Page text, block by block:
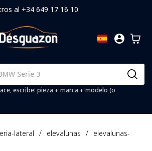
al +34 649 17 16 10
escribe: pieza + marca + modelo (o
lateral / elevalunas / elevalunas-